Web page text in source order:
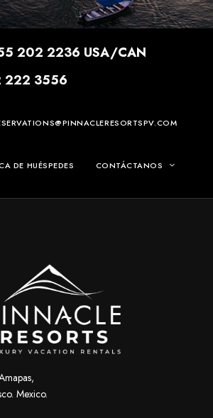
202 2236 USA/CAN
222 3556
DE HUÉSPEDES CONTÁCTANOS
Mexico.